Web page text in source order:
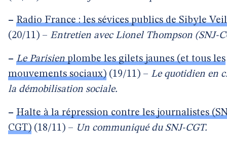
– Radio France : les sévices publics de Sibyle Veil
(20/11) – Entretien avec Lionel Thompson (SNJ-
– Le Parisienplombe les gilets jaunes (et tous les
mouvements sociaux) (19/11) – Le quotidien en
la démobilisation sociale.
– Halte à la répression contre les journalistes
CGT) (18/11) – Un communiqué du SNJ-CGT.